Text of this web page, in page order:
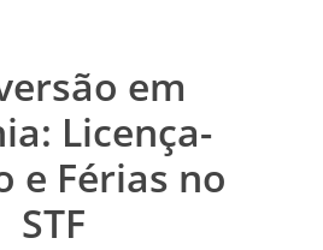
em
Licença-
e Férias no
STF